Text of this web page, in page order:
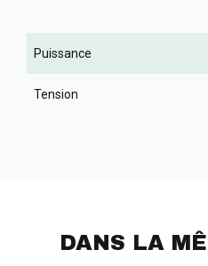
Puissance
Tension
DANS LA